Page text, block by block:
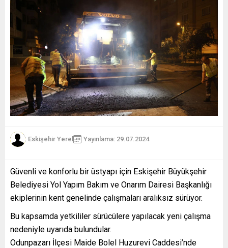
Eskişehir Yerel Yayınlama: 29.07.2024
Güvenli ve konforlu bir üstyapı için Eskişehir Büyükşehir
Belediyesi Yol Yapım Bakım ve Onarım Dairesi Başkanlığı
ekiplerinin kent genelinde çalışmaları aralıksız sürüyor.
Bu kapsamda yetkililer sürücülere yapılacak yeni çalışma
nedeniyle uyarıda bulundular.
Odunpazarı İlçesi Maide Bolel Huzurevi Caddesi’nde